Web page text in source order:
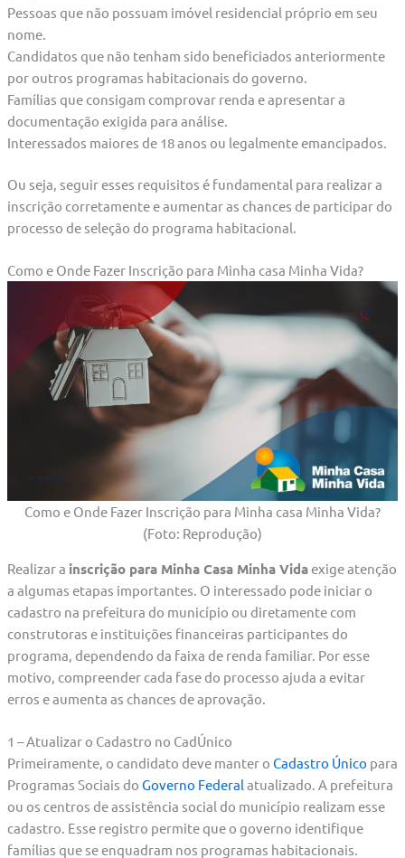
Pessoas que não possuam imóvel residencial próprio em seu
nome.
Candidatos que não tenham sido beneficiados anteriormente
por outros programas habitacionais do governo.
Famílias que consigam comprovar renda e apresentar a
documentação exigida para análise.
Interessados maiores de 18 anos ou legalmente emancipados.
Ou seja, seguir esses requisitos é fundamental para realizar a
inscrição corretamente e aumentar as chances de participar do
processo de seleção do programa habitacional.
Como e Onde Fazer Inscrição para Minha casa Minha Vida?
Como e Onde Fazer Inscrição para Minha casa Minha Vida?
(Foto: Reprodução)
Realizar a inscrição para Minha Casa Minha Vidaexige atenção
a algumas etapas importantes. O interessado pode iniciar o
cadastro na prefeitura do município ou diretamente com
construtoras e instituições financeiras participantes do
programa, dependendo da faixa de renda familiar. Por esse
motivo, compreender cada fase do processo ajuda a evitar
erros e aumenta as chances de aprovação.
1 – Atualizar o Cadastro no CadÚnico
Primeiramente, o candidato deve manter o Cadastro Único para
Programas Sociais do Governo Federal atualizado. A prefeitura
ou os centros de assistência social do município realizam esse
cadastro. Esse registro permite que o governo identifique
famílias que se enquadram nos programas habitacionais.